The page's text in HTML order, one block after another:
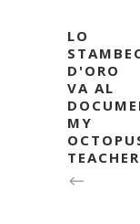
LO
D'ORO
VA AL
MY
TEACHER